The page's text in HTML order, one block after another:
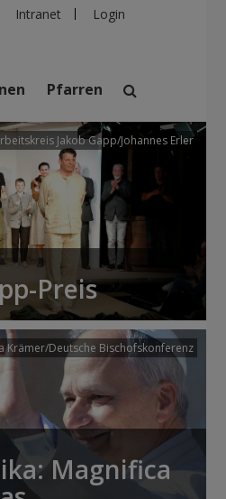
Intranet Login
suchen
Pfarren Einrichtungen
Pfarren
Jakob Gapp/Johannes Erler
Preis
Krämer/Deutsche Bischofskonferenz
Magnifica